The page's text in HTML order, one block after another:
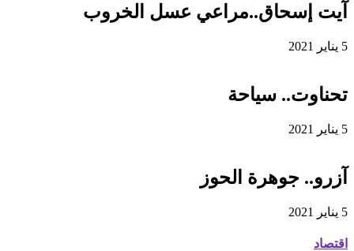
آيت إسحاق..مراعي عسل الخروب
5 يناير 2021
تحناوت.. سياحة
5 يناير 2021
آزرو.. جوهرة الحوز
5 يناير 2021
اقتصاد